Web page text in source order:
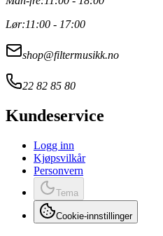
Lør:11:00 - 17:00
shop@filtermusikk.no
22 82 85 80
Kundeservice
Logg inn
Kjøpsvilkår
Personvern
Tema
Cookie-innstillinger